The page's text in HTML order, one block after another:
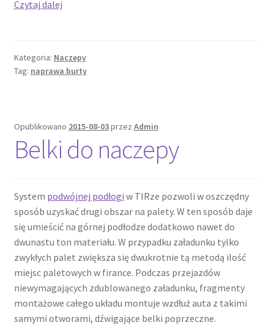
Czytaj dalejCena
Kategoria: Naczepy
Tag: naprawa burty
Opublikowano 2015-08-03przez Admin
Belki do naczepy
System podwójnej podłogi w TIRze pozwoli w oszczędny
sposób uzyskać drugi obszar na palety. W ten sposób daje
się umieścić na górnej podłodze dodatkowo nawet do
dwunastu ton materiału. W przypadku załadunku tylko
zwykłych palet zwiększa się dwukrotnie tą metodą ilość
miejsc paletowych w firance. Podczas przejazdów
niewymagających zdublowanego załadunku, fragmenty
montażowe całego układu montuje wzdłuż auta z takimi
samymi otworami, dźwigające belki poprzeczne.